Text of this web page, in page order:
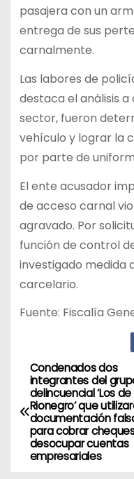
pasajera con un
entrega de sus
carnalmente.
Las labores de
destaca el análisis
sector, fueron
vehículo y lograr la
por parte de
El ente acusador
de acceso carnal
agravado. Por
función de control
investigado medida
carcelario.
Fuente: Fiscalía
N
a
v
e
Condenados dos
integrantes del
delincuencial ‘Los de
Rionegro’ que
documentación
para cobrar
desocupar cuentas
empresariales